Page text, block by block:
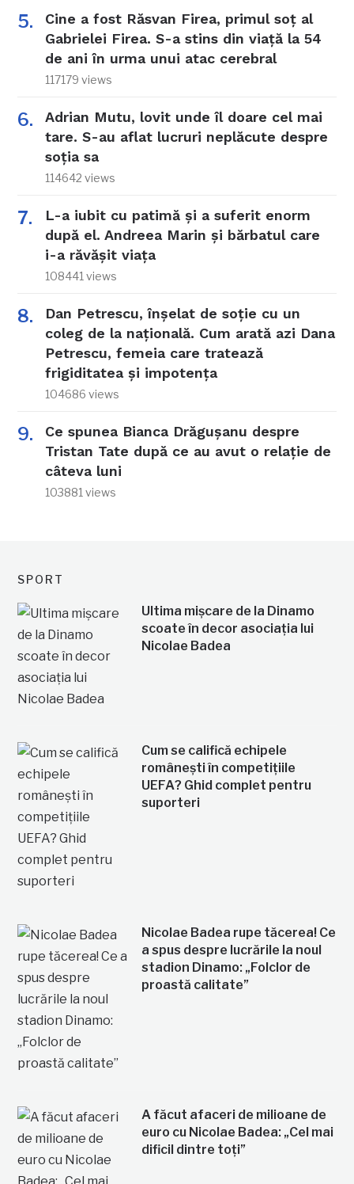
Cine a fost Răsvan Firea, primul soț al
Gabrielei Firea. S-a stins din viață la 54
de ani în urma unui atac cerebral
117179 views
Adrian Mutu, lovit unde îl doare cel mai
tare. S-au aflat lucruri neplăcute despre
soția sa
114642 views
L-a iubit cu patimă și a suferit enorm
după el. Andreea Marin și bărbatul care
i-a răvășit viața
108441 views
Dan Petrescu, înșelat de soție cu un
coleg de la națională. Cum arată azi Dana
Petrescu, femeia care tratează
frigiditatea și impotența
104686 views
Ce spunea Bianca Drăgușanu despre
Tristan Tate după ce au avut o relație de
câteva luni
103881 views
SPORT
Ultima mișcare de la Dinamo
scoate în decor asociația lui
Nicolae Badea
Cum se califică echipele
românești în competițiile
UEFA? Ghid complet pentru
suporteri
Nicolae Badea rupe tăcerea! Ce
a spus despre lucrările la noul
stadion Dinamo: „Folclor de
proastă calitate”
A făcut afaceri de milioane de
euro cu Nicolae Badea: „Cel mai
dificil dintre toți”